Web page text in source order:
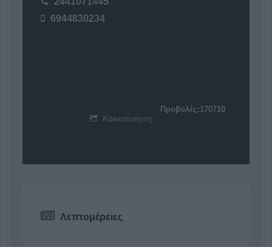
6944830234
Προβολές:170710
Κοινοποίηση
Λεπτομέρειες